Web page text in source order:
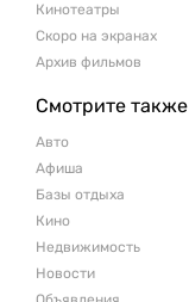
Кинотеатры
Скоро на экранах
Архив фильмов
Смотрите также
Авто
Афиша
Базы отдыха
Кино
Недвижимость
Новости